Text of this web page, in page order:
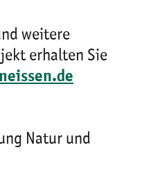
weitere
erhalten Sie
Natur und